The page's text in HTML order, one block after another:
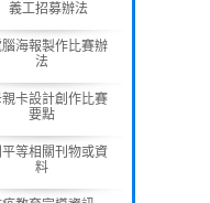
義工招募辦法
海報製作比賽辦
法
卡設計創作比賽
要點
等相關刊物或資
料